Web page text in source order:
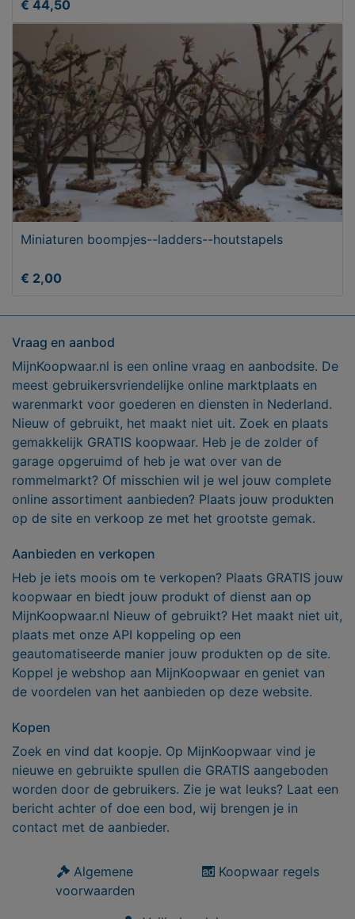
€ 44,50
Miniaturen boompjes--ladders--houtstapels
€ 2,00
Vraag en aanbod
MijnKoopwaar.nl is een online vraag en aanbodsite. De
meest gebruikersvriendelijke online marktplaats en
warenmarkt voor goederen en diensten in Nederland.
Nieuw of gebruikt, het maakt niet uit. Zoek en plaats
gemakkelijk GRATIS koopwaar. Heb je de zolder of
garage opgeruimd of heb je wat over van de
rommelmarkt? Of misschien wil je wel jouw complete
online assortiment aanbieden? Plaats jouw produkten
op de site en verkoop ze met het grootste gemak.
Aanbieden en verkopen
Heb je iets moois om te verkopen? Plaats GRATIS jouw
koopwaar en biedt jouw produkt of dienst aan op
MijnKoopwaar.nl Nieuw of gebruikt? Het maakt niet uit,
plaats met onze API koppeling op een
geautomatiseerde manier jouw produkten op de site.
Koppel je webshop aan MijnKoopwaar en geniet van
de voordelen van het aanbieden op deze website.
Kopen
Zoek en vind dat koopje. Op MijnKoopwaar vind je
nieuwe en gebruikte spullen die GRATIS aangeboden
worden door de gebruikers. Zie je wat leuks? Laat een
bericht achter of doe een bod, wij brengen je in
contact met de aanbieder.
Algemene
voorwaarden
Koopwaar regels